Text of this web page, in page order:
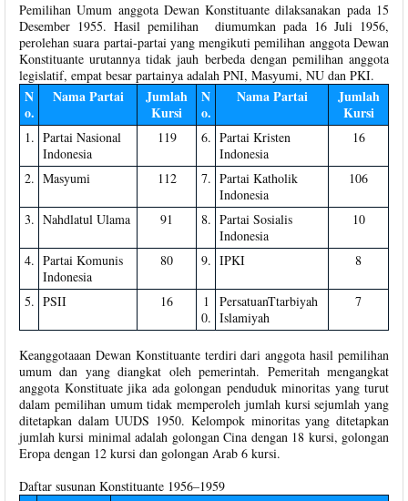
Pemilihan Umum anggota Dewan Konstituante dilaksanakan pada 15
Desember 1955. Hasil pemilihan diumumkan pada 16 Juli 1956,
perolehan suara partai-partai yang mengikuti pemilihan anggota Dewan
Konstituante urutannya tidak jauh berbeda dengan pemilihan anggota
legislatif, empat besar partainya adalah PNI, Masyumi, NU dan PKI.
N
o.
Nama Partai
Jumlah
Kursi
N
o.
Nama Partai
Jumlah
Kursi
1. Partai Nasional
Indonesia
119 6. Partai Kristen
Indonesia
16
2. Masyumi 112 7. Partai Katholik
Indonesia
106
3. Nahdlatul Ulama 91 8. Partai Sosialis
Indonesia
10
4. Partai Komunis
Indonesia
80 9. IPKI 8
5. PSII 16
1
0.
PersatuanTtarbiyah
Islamiyah
7
Keanggotaaan Dewan Konstituante terdiri dari anggota hasil pemilihan
umum dan yang diangkat oleh pemerintah. Pemeritah mengangkat
anggota Konstituate jika ada golongan penduduk minoritas yang turut
dalam pemilihan umum tidak memperoleh jumlah kursi sejumlah yang
ditetapkan dalam UUDS 1950. Kelompok minoritas yang ditetapkan
jumlah kursi minimal adalah golongan Cina dengan 18 kursi, golongan
Eropa dengan 12 kursi dan golongan Arab 6 kursi.
Daftar susunan Konstituante 1956–1959